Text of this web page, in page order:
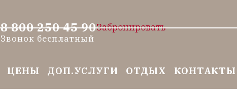
8 800 250 45 90
Звонок бесплатный
Забронировать
ЦЕНЫ ДОП.УСЛУГИ ОТДЫХ КОНТАКТЫ